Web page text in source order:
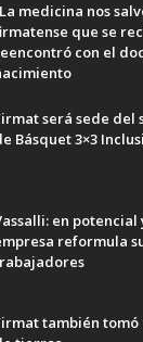
medicina nos
que se
con el
será sede del
Básquet 3×3
en
reformula
también